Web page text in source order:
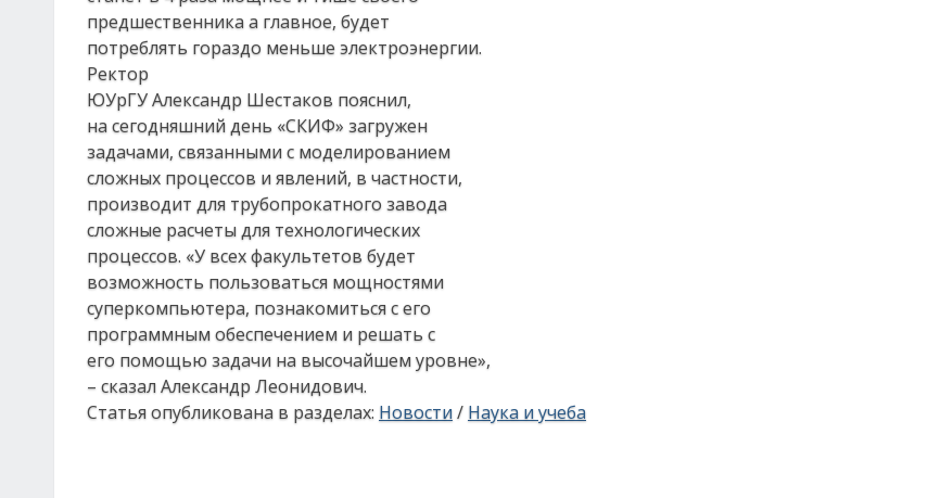
предшественника а главное, будет
потреблять гораздо меньше электроэнергии.
Ректор
ЮУрГУ Александр Шестаков пояснил,
на сегодняшний день «СКИФ» загружен
задачами, связанными с моделированием
сложных процессов и явлений, в частности,
производит для трубопрокатного завода
сложные расчеты для технологических
процессов. «У всех факультетов будет
возможность пользоваться мощностями
суперкомпьютера, познакомиться с его
программным обеспечением и решать с
его помощью задачи на высочайшем уровне»,
– сказал Александр Леонидович.
Статья опубликована в разделах: Новости/ Наука и учеба